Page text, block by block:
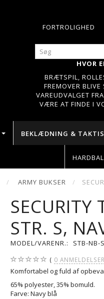
FORTROLIGHED
HVOR
BRÆTSPIL,
FREMOVER
VAREUDVALGET
VÆRE AT FINDE I
BEKLÆDNING &
ARMY BUKSER
SECURITY
STR. S,
MODEL/VARENR.: STB-NB-S
0 ANMELDELSER
Komfortabel og fuld af
65% polyester, 35% bomuld.
Farve: Navy blå